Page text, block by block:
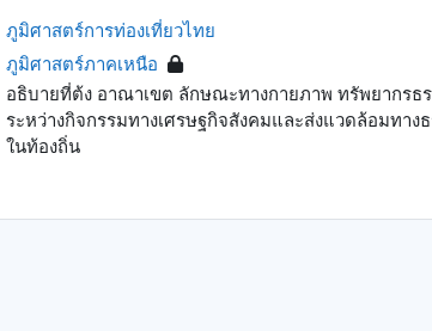
ภูมิศาสตร์การท่องเที่ยวไทย
ภูมิศาสตร์ภาคเหนือ
อธิบายที่ต้ง อาณาเขต ลักษณะทางกายภาพ ทรัพยากร
ระหว่างกิจกรรมทางเศรษฐกิจสังคมและส่งแวดล้อมทา
ในท้องถิ่น